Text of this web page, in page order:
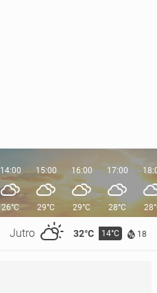
Jutro 32°C 14°C 18
14:00
26°C
15:00
29°C
16:00
29°C
17:00
28°C